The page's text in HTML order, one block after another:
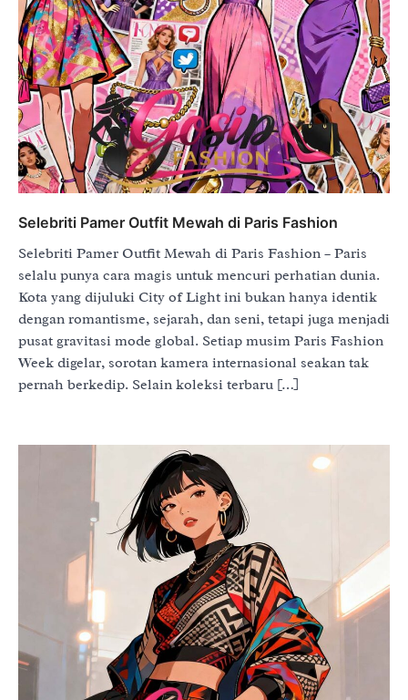
Selebriti Pamer Outfit Mewah di Paris Fashion
Selebriti Pamer Outfit Mewah di Paris Fashion – Paris
selalu punya cara magis untuk mencuri perhatian dunia.
Kota yang dijuluki City of Light ini bukan hanya identik
dengan romantisme, sejarah, dan seni, tetapi juga menjadi
pusat gravitasi mode global. Setiap musim Paris Fashion
Week digelar, sorotan kamera internasional seakan tak
pernah berkedip. Selain koleksi terbaru […]